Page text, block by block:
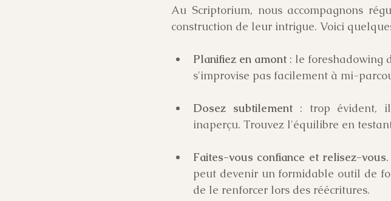
Au Scriptorium, nous accompagnons
construction de leur intrigue. Voici
Planifiez en amont : le foreshadowing
s'improvise pas facilement à mi-
Dosez subtilement : trop évident, il
inaperçu. Trouvez l'équilibre en
Faites-vous confiance et relisez-vous
peut devenir un formidable outil de
de le renforcer lors des réécritures.